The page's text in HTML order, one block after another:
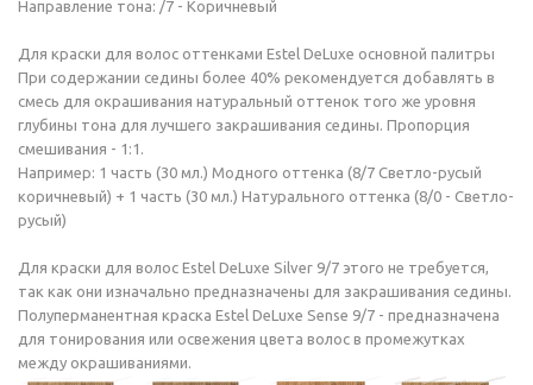
Направление тона: /7 - Коричневый
Для краски для волос оттенками Estel DeLuxe основной палитры
При содержании седины более 40% рекомендуется добавлять в
смесь для окрашивания натуральный оттенок того же уровня
глубины тона для лучшего закрашивания седины. Пропорция
смешивания - 1:1.
Например: 1 часть (30 мл.) Модного оттенка (8/7 Светло-русый
коричневый) + 1 часть (30 мл.) Натурального оттенка (8/0 - Светло-
русый)
Для краски для волос Estel DeLuxe Silver 9/7 этого не требуется,
так как они изначально предназначены для закрашивания седины.
Полуперманентная краска Estel DeLuxe Sense 9/7 - предназначена
для тонирования или освежения цвета волос в промежутках
между окрашиваниями.